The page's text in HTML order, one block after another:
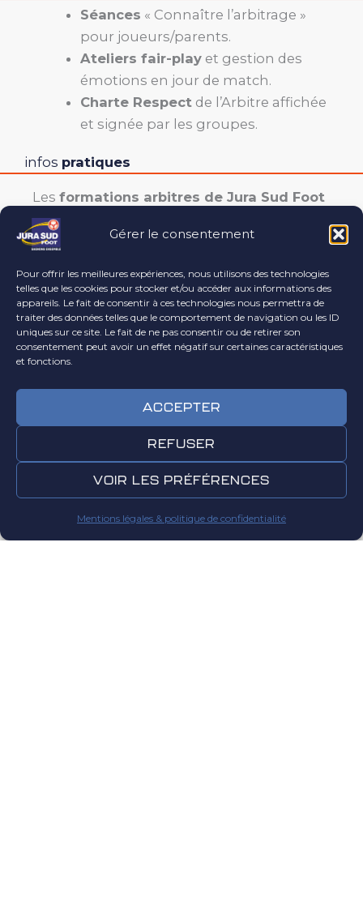
Gérer le consentement
Pour offrir les meilleures expériences, nous utilisons des technologies
telles que les cookies pour stocker et/ou accéder aux informations des
appareils. Le fait de consentir à ces technologies nous permettra de
traiter des données telles que le comportement de navigation ou les ID
uniques sur ce site. Le fait de ne pas consentir ou de retirer son
consentement peut avoir un effet négatif sur certaines caractéristiques
et fonctions.
ACCEPTER
REFUSER
VOIR LES PRÉFÉRENCES
Mentions légales & politique de confidentialité
Séances « Connaître l’arbitrage »
pour joueurs/parents.
Ateliers fair-play et gestion des
émotions en jour de match.
Charte Respect de l’Arbitre affichée
et signée par les groupes.
infos pratiques
Les formations arbitres de Jura Sud Foot
se déroulent au
Molinges
tout au long de la saison.
Tu souhaites découvrir, te former
ou progresser en arbitrage ?
Rejoins le Pôle Arbitrage de Jura
Sud Foot : tu développeras
leadership, prise de décision, sang-
NOUSCONTACTER